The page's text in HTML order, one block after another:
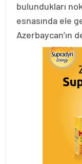
bulundukları
esnasında ele
Azerbaycan’ın